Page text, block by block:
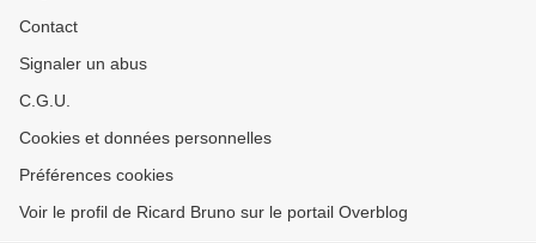
Contact
Signaler un abus
C.G.U.
Cookies et données personnelles
Préférences cookies
Voir le profil de Ricard Bruno sur le portail Overblog